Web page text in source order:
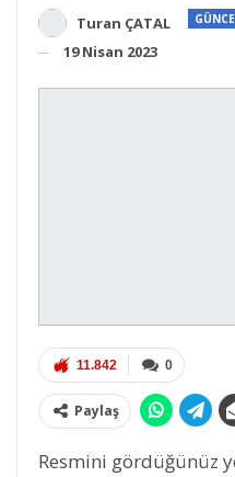
Turan ÇATAL
19 Nisan 2023
0
11.842
Paylaş
Resmini gördüğünüz